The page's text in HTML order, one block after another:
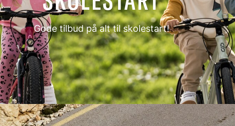
Gode tilbud på alt til skolestart!